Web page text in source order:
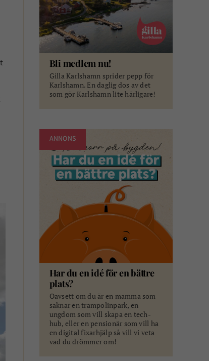
Bli medlem nu!
Gilla Karlshamn sprider pepp för
Karlshamn. En daglig dos av det
som gör Karlshamn lite härligare!
ANNONS
Har du en idé för en bättre
plats?
Oavsett om du är en mamma som
saknar en trampolinpark, en
ungdom som vill skapa en tech-
hub, eller en pensionär som vill ha
en digital fixarhjälp så vill vi veta
vad du drömmer om!